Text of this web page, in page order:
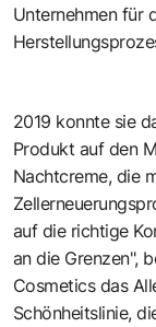
Unternehmen für
2019 konnte sie
Produkt auf den
Nachtcreme, die
auf die richtige
an die Grenzen",
Cosmetics das
Schönheitslinie,